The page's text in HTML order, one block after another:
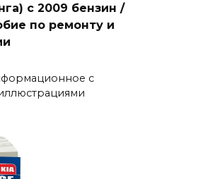
с 2009 бензин /
по ремонту и
с